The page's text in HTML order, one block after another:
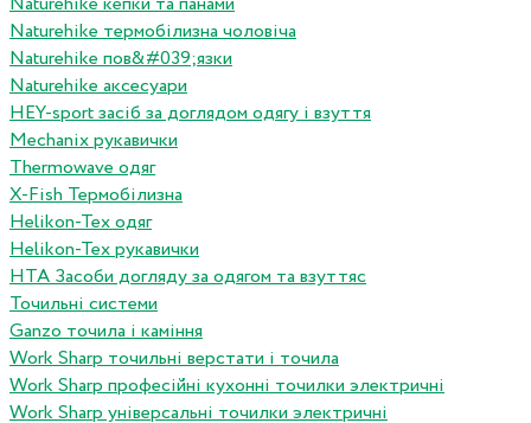
Naturehike термобілизна чоловіча
Naturehike пов&#039;язки
Naturehike аксесуари
HEY-sport засіб за доглядом одягу і взуття
Mechanix рукавички
Thermowave одяг
X-Fish Термобілизна
Helikon-Tex одяг
Helikon-Tex рукавички
HTA Засоби догляду за одягом та взуттяс
Точильні системи
Ganzo точила і каміння
Work Sharp точильні верстати і точила
Work Sharp професiйнi кухоннi точилки электричнi
Work Sharp унiверсальнi точилки электричнi